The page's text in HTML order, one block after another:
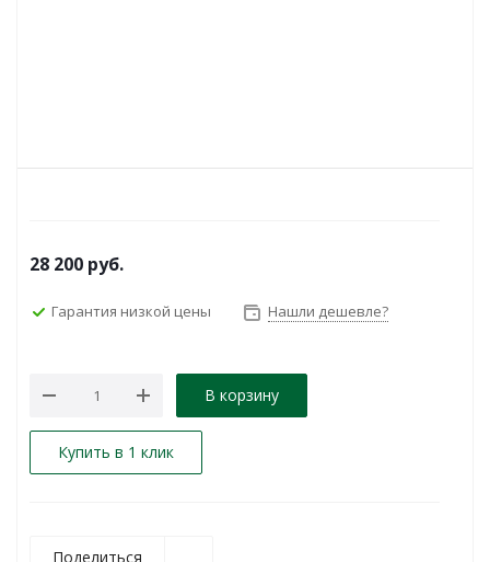
28 200 руб.
Гарантия низкой цены Нашли дешевле?
В корзину
Купить в 1 клик
Поделиться